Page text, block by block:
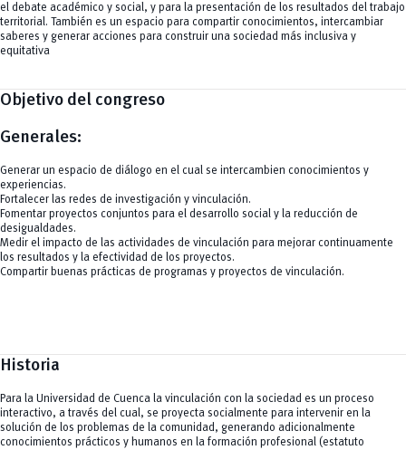
el debate académico y social, y para la presentación de los resultados del trabajo
territorial. También es un espacio para compartir conocimientos, intercambiar
saberes y generar acciones para construir una sociedad más inclusiva y
equitativa
Objetivo del congreso
Generales:
Generar un espacio de diálogo en el cual se intercambien conocimientos y
experiencias.
Fortalecer las redes de investigación y vinculación.
Fomentar proyectos conjuntos para el desarrollo social y la reducción de
desigualdades.
Medir el impacto de las actividades de vinculación para mejorar continuamente
los resultados y la efectividad de los proyectos.
Compartir buenas prácticas de programas y proyectos de vinculación.
Historia
Para la Universidad de Cuenca la vinculación con la sociedad es un proceso
interactivo, a través del cual, se proyecta socialmente para intervenir en la
solución de los problemas de la comunidad, generando adicionalmente
conocimientos prácticos y humanos en la formación profesional (estatuto